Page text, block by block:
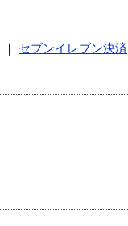
セブンイレブン決済